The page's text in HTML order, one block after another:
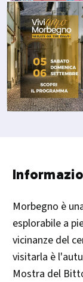
Morbegno è
esplorabile a
vicinanze del
visitarla è
Mostra del